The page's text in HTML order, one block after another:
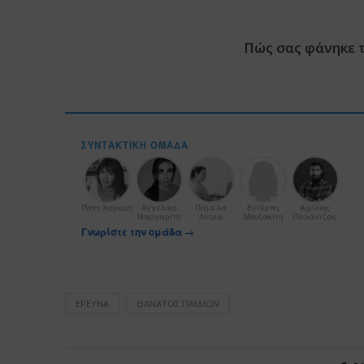
Πώς σας φάνηκε
ΣΥΝΤΑΚΤΙΚΉ ΟΜΆΔΑ
Πόπη Χαραμή
Αγγελική
Μαργαρίτη
Πάμελα
Λύτρα
Ευτέρπη
Μουζακίτη
Αιμίλιος
Παλάντζας
Γνωρίστε την ομάδα →
ΈΡΕΥΝΑ ΘΆΝΑΤΟΣ ΠΑΙΔΙΏΝ